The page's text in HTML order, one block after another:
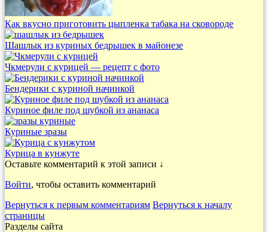
Как вкусно приготовить цыпленка табака на сковороде
Шашлык из куриных бедрышек в майонезе
Чкмерули с курицей — рецепт с фото
Бендерики с куриной начинкой
Куриное филе под шубкой из ананаса
Куриные зразы
Курица в кунжуте
Оставьте комментарий к этой записи ↓
Войти, чтобы оставить комментарий
Вернуться к первым комментариям Вернуться к началу
страницы
Разделы сайта